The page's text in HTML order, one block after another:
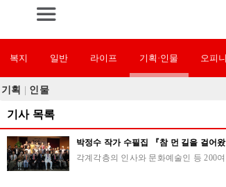
복지 일반 라이프 기획·인물 오피
기획 인물
기사 목록
박정수 작가 수필집 『참 먼 길을 걸어
각계각층의 인사와 문화예술인 등 200